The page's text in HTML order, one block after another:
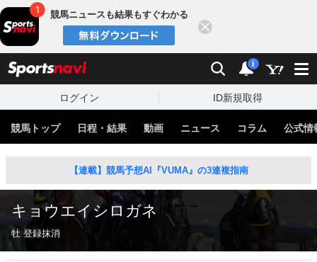
競馬ニュースも結果もすぐわかる
検索 通知
i
ログイン ID新規取得
競馬トップ 日程・結果 動画 ニュース コラム 公式情
【連載】競馬予想AI『VUMA』の3連複指南
キョウエイシロガネ
牡 登録抹消